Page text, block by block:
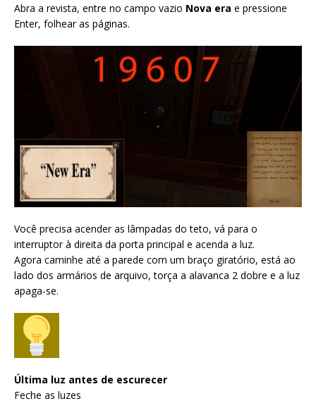
Abra a revista, entre no campo vazio Nova era e pressione
Enter, folhear as páginas.
Você precisa acender as lâmpadas do teto, vá para o
interruptor à direita da porta principal e acenda a luz.
Agora caminhe até a parede com um braço giratório, está ao
lado dos armários de arquivo, torça a alavanca 2 dobre e a luz
apaga-se.
Última luz antes de escurecer
Feche as luzes